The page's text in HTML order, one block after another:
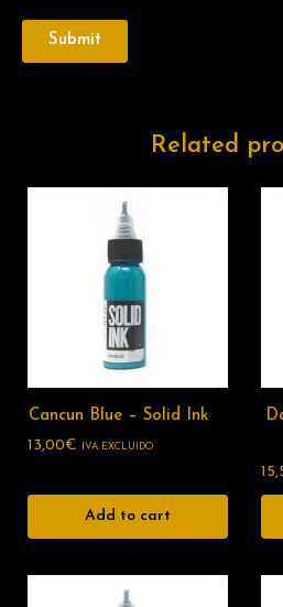
Related
Cancun Blue – Solid Ink
13,00€ IVA EXCLUIDO
Add to cart